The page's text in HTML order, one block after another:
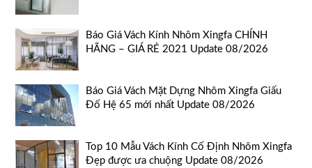
Báo Giá Vách Kính Nhôm Xingfa CHÍNH
HÃNG – GIÁ RẺ 2021 Update 08/2026
Báo Giá Vách Mặt Dựng Nhôm Xingfa Giấu
Đố Hệ 65 mới nhất Update 08/2026
Top 10 Mẫu Vách Kính Cố Định Nhôm Xingfa
Đẹp được ưa chuộng Update 08/2026